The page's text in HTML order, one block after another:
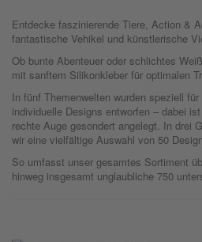
Entdecke faszinierende Tiere, Action &
fantastische Vehikel und künstlerische
Ob bunte Abenteuer oder schlichtes
mit sanftem Silikonkleber für optimalen
In fünf Themenwelten wurden speziell
individuelle Designs entworfen – dabei
rechte Auge gesondert angelegt. In drei
wir eine vielfältige Auswahl von 50
So umfasst unser gesamtes Sortiment
hinweg insgesamt unglaubliche 750